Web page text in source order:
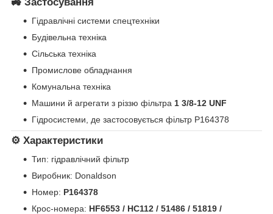
Гідравлічні системи спецтехніки
Будівельна техніка
Сільська техніка
Промислове обладнання
Комунальна техніка
Машини й агрегати з різзю фільтра 1 3/8-12 UNF
Гідросистеми, де застосовується фільтр P164378
⚙️ Характеристики
Тип: гідравлічний фільтр
Виробник: Donaldson
Номер: P164378
Крос-номера: HF6553 / HC112 / 51486 / 51819 /